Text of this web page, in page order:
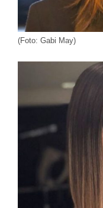
(Foto: Gabi May)